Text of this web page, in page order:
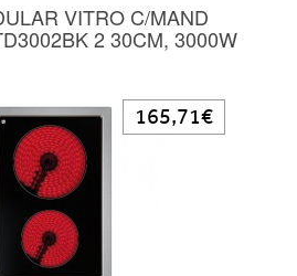
VITRO C/MAND
2 30CM, 3000W
165,71€